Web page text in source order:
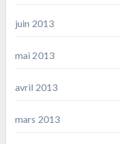
juin 2013
mai 2013
avril 2013
mars 2013